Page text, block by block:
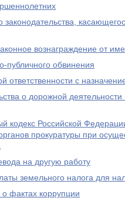
вознаграждение от
публичного обвинения
ответственности с
о дорожной
кодекс Российской
прокуратуры при
на другую работу
земельного налога для
фактах коррупции